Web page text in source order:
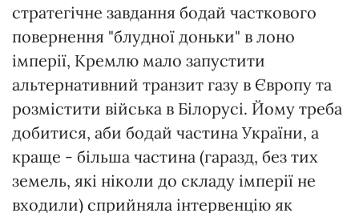
стратегічне завдання бодай часткового
повернення "блудної доньки" в лоно
імперії, Кремлю мало запустити
альтернативний транзит газу в Європу та
розмістити війська в Білорусі. Йому треба
добитися, аби бодай частина України, а
краще - більша частина (гаразд, без тих
земель, які ніколи до складу імперії не
входили) сприйняла інтервенцію як